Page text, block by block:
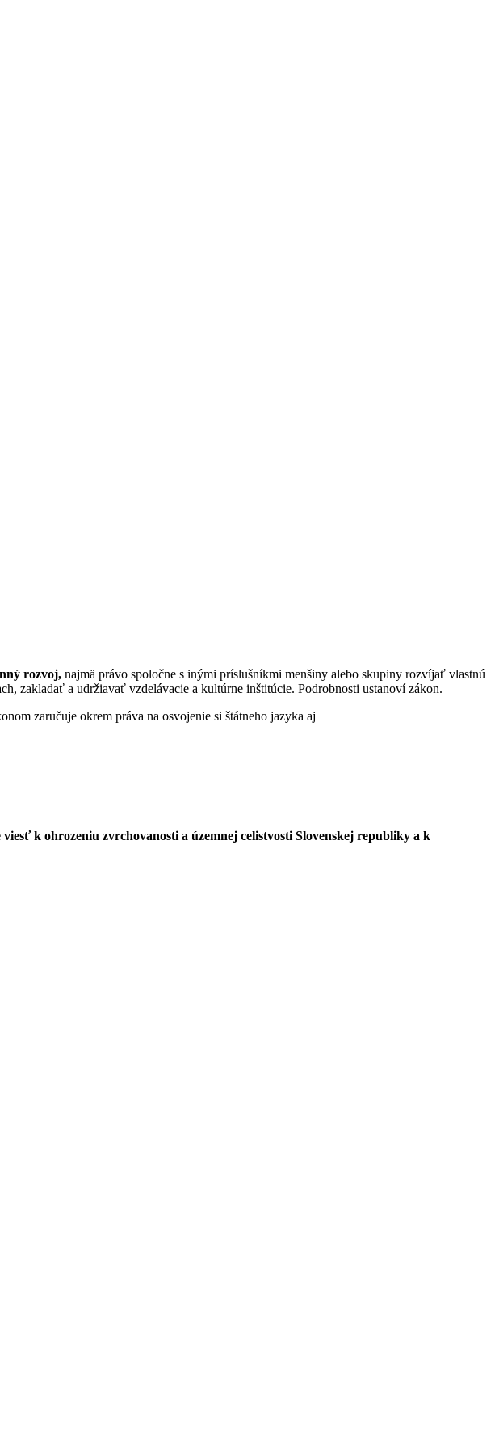
rozvoj, najmä právo spoločne s inými príslušníkmi menšiny alebo skupiny rozvíjať vlastnú
zakladať a udržiavať vzdelávacie a kultúrne inštitúcie. Podrobnosti ustanoví zákon.
zaručuje okrem práva na osvojenie si štátneho jazyka aj
viesť k ohrozeniu zvrchovanosti a územnej celistvosti Slovenskej republiky a k